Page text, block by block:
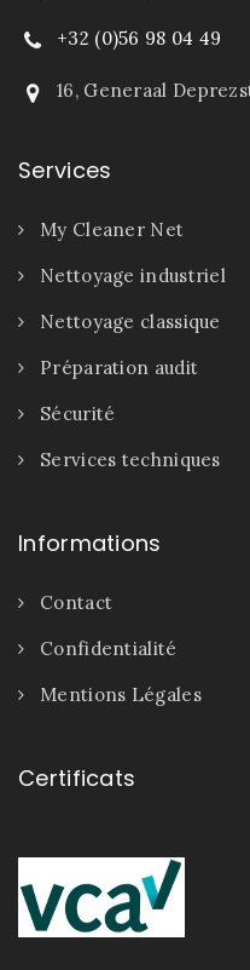
+32 (0)56 98 04 49
16, Generaal
Services
My Cleaner Net
Nettoyage industriel
Nettoyage classique
Préparation audit
Sécurité
Services techniques
Informations
Contact
Confidentialité
Mentions Légales
Certificats